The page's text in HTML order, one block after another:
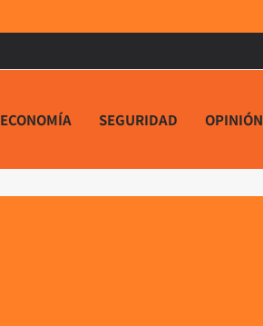
ECONOMÍA SEGURIDAD OPINIÓN